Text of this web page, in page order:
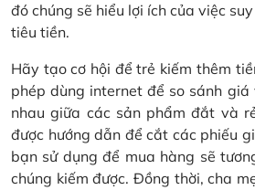
đó chúng sẽ hiểu lợi ích của việc
tiêu tiền.
Hãy tạo cơ hội để trẻ kiếm thêm
phép dùng internet để so sánh
nhau giữa các sản phẩm đắt và
được hướng dẫn để cắt các phiếu
bạn sử dụng để mua hàng sẽ
chúng kiếm được. Đồng thời, cha